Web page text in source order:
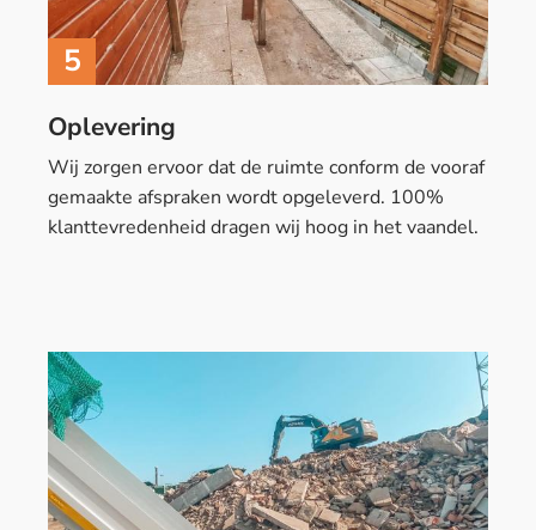
5
Wij zorgen ervoor dat de ruimte conform de vooraf
gemaakte afspraken wordt opgeleverd. 100%
klanttevredenheid dragen wij hoog in het vaandel.
Oplevering